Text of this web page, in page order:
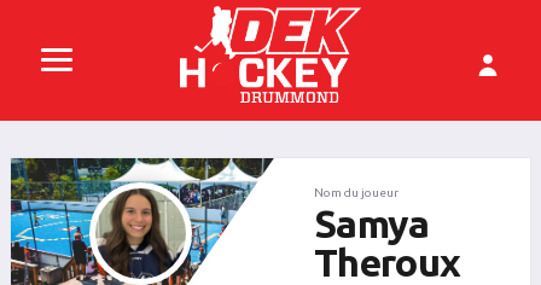
Nom du joueur
Samya
Theroux